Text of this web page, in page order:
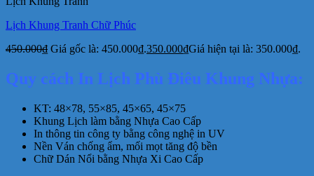
Lịch Khung Tranh Chữ Phúc
450.000₫ Giá gốc là: 450.000₫.350.000₫Giá hiện tại là: 350.000₫.
Quy cách In Lịch Phù Điêu Khung Nhựa:
KT: 48×78, 55×85, 45×65, 45×75
Khung Lịch làm bằng Nhựa Cao Cấp
In thông tin công ty bằng công nghệ in UV
Nền Ván chống ẩm, mối mọt tăng độ bền
Chữ Dán Nổi bằng Nhựa Xi Cao Cấp